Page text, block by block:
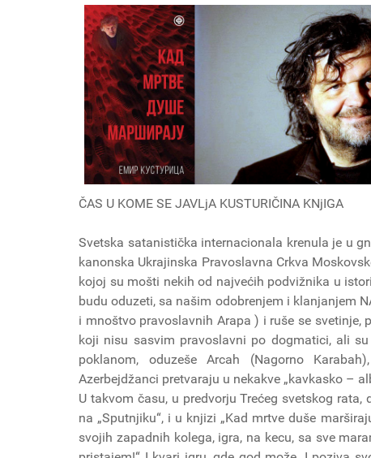
ČAS U KOME SE JAVLjA KUSTURIČINA KNjIGA
Svetska satanistička internacionala krenula je u
kanonska Ukrajinska Pravoslavna Crkva
kojoj su mošti nekih od najvećih podvižnika u
budu oduzeti, sa našim odobrenjem i klanjanjem
i mnoštvo pravoslavnih Arapa ) i ruše se svetinje,
koji nisu sasvim pravoslavni po dogmatici, ali
poklanom, oduzeše Arcah (Nagorno
Azerbejdžanci pretvaraju u nekakve „kavkasko –
U takvom času, u predvorju Trećeg svetskog
na „Sputnjiku“, i u knjizi „Kad mrtve duše
svojih zapadnih kolega, igra, na kecu, sa sve